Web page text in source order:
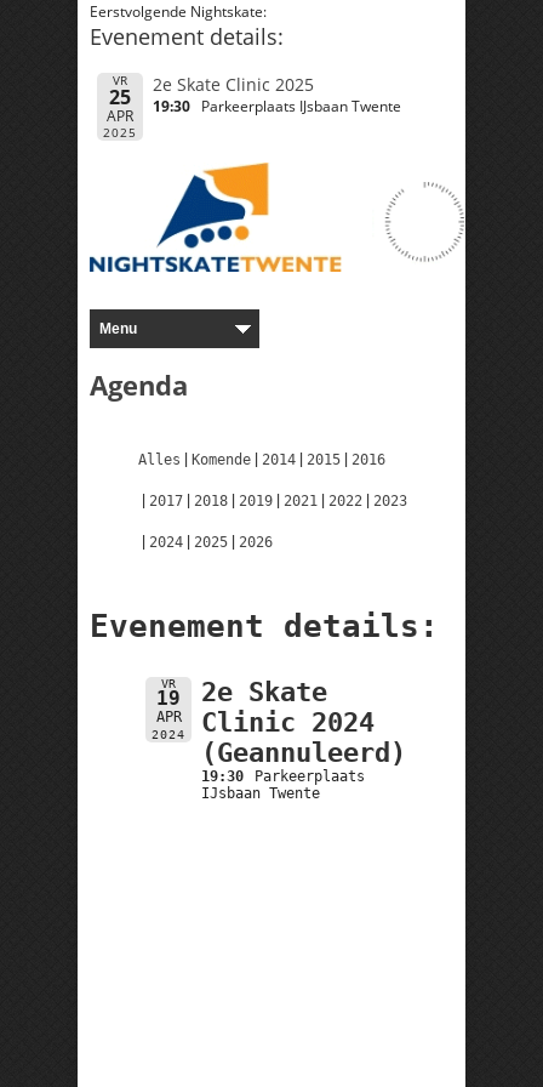
Eerstvolgende Nightskate:
Evenement details:
VR
25
APR
2025
2e Skate Clinic 2025
19:30 Parkeerplaats IJsbaan Twente
Agenda
Alles Komende 2014 2015 2016
2017 2018 2019 2021 2022 2023
2024 2025 2026
Evenement details:
VR
19
APR
2024
2e Skate
Clinic 2024
(Geannuleerd)
19:30
Parkeerplaats
IJsbaan Twente